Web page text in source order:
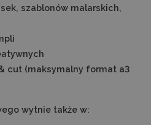
szablonów malarskich,
cut (maksymalny format a3
wytnie także w: